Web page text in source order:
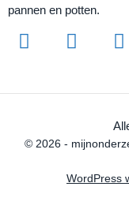
pannen en potten.
© 2026 -
WordPress